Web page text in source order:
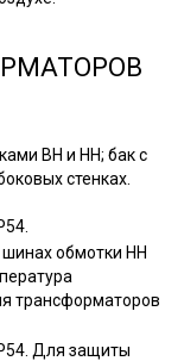
ВН и НН; бак с
стенках.
обмотки НН
трансформаторов
Для защиты